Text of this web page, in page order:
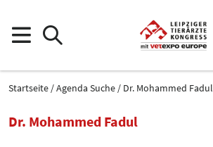
Startseite Agenda Suche
Dr. Mohammed Fadul
Dr. Mohammed Fadul